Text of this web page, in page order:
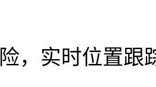
，实时位置跟